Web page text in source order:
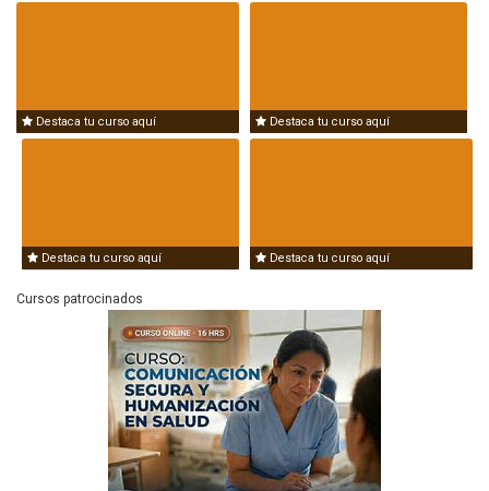
Destaca tu curso aquí Destaca tu curso aquí
Destaca tu curso aquí Destaca tu curso aquí
Cursos patrocinados